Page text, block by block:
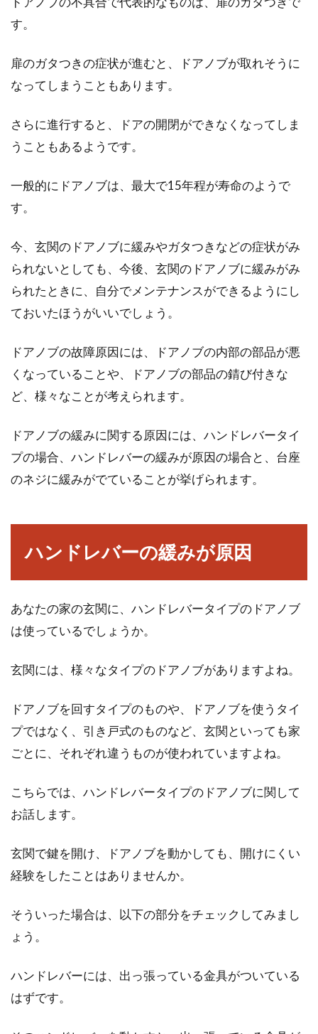
れにする方法とは？
の方が「おしゃれな内装にしたい」と考えるの
自宅の窓に格子を後付け！参考とな
窓用換気扇で強力排気！空気のきれ
いなお部屋にしよう
換気扇のイメージは「台所やお風呂に取り付け
られているもの」と思われがちです。しかし、
リビ...
プレゼン用平面図の印象を変える！
効果的な木の書き方とは
その建築物の周...
納戸に窓を設置する住宅が急増
中！？快適さも必要なポイント
納戸といえば、本来思いつくのが収納スペース
は、納戸...
騒音トラブルになることも
トもあります。アパートではあるのですが、一
す。
扉のガタつきの症状が進むと、ドアノブが取れそうに
なってしまうこともあります。
さらに進行すると、ドアの開閉ができなくなってしま
うこともあるようです。
一般的にドアノブは、最大で15年程が寿命のようで
す。
今、玄関のドアノブに緩みやガタつきなどの症状がみ
られないとしても、今後、玄関のドアノブに緩みがみ
られたときに、自分でメンテナンスができるようにし
ておいたほうがいいでしょう。
ドアノブの故障原因には、ドアノブの内部の部品が悪
くなっていることや、ドアノブの部品の錆び付きな
ど、様々なことが考えられます。
ドアノブの緩みに関する原因には、ハンドレバータイ
プの場合、ハンドレバーの緩みが原因の場合と、台座
のネジに緩みがでていることが挙げられます。
ハンドレバーの緩みが原因
あなたの家の玄関に、ハンドレバータイプのドアノブ
は使っているでしょうか。
玄関には、様々なタイプのドアノブがありますよね。
ドアノブを回すタイプのものや、ドアノブを使うタイ
プではなく、引き戸式のものなど、玄関といっても家
ごとに、それぞれ違うものが使われていますよね。
こちらでは、ハンドレバータイプのドアノブに関して
お話します。
玄関で鍵を開け、ドアノブを動かしても、開けにくい
経験をしたことはありませんか。
そういった場合は、以下の部分をチェックしてみまし
ょう。
ハンドレバーには、出っ張っている金具がついている
はずです。